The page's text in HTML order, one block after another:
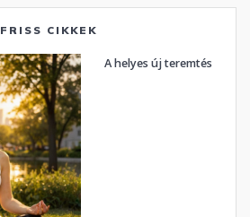
FRISS CIKKEK
A helyes új teremtés